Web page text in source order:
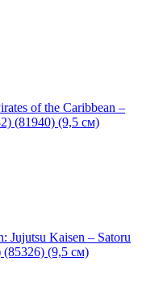
of the Caribbean –
(81940) (9,5 см)
Jujutsu Kaisen – Satoru
(9,5 см)